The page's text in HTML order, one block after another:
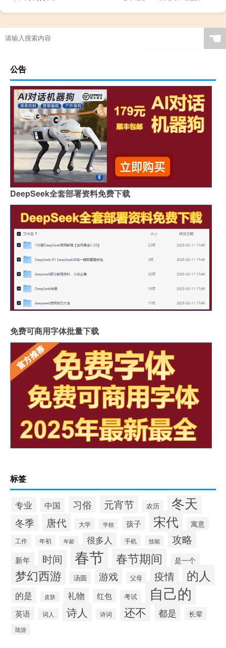
☚
公告
DeepSeek全套部署资料免费下载
免费可商用字体批量下载
标签
专业 中国 习俗 元宵节 农历 冬天
冬季 唐代 大学 学校 孩子 宋代 寓意
工作 年初 年龄 很多人 手机 技能 攻略
新年 时间 春节 春节期间 是一个
梦幻西游 汤圆 游戏 父母 疫情 的人
的是 皮肤 礼物 红包 考试 自己的
英语 词人 诗人 诗词 还不 都是 长辈
陆游